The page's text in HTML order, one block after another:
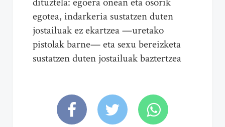
egotea, indarkeria sustatzen duten
jostailuak ez ekartzea —uretako
pistolak barne— eta sexu bereizketa
sustatzen duten jostailuak baztertzea